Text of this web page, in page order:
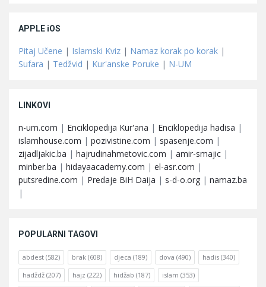
APPLE iOS
Pitaj Učene | Islamski Kviz | Namaz korak po korak |
Sufara | Tedžvid | Kur'anske Poruke | N-UM
LINKOVI
n-um.com | Enciklopedija Kur'ana | Enciklopedija hadisa |
islamhouse.com | pozivistine.com | spasenje.com |
zijadljakic.ba | hajrudinahmetovic.com | amir-smajic |
minber.ba | hidayaacademy.com | el-asr.com |
putsredine.com | Predaje BiH Daija | s-d-o.org | namaz.ba
|
POPULARNI TAGOVI
abdest (582) brak (608) djeca (189) dova (490) hadis (340)
hadždž (207) hajz (222) hidžab (187) islam (353)